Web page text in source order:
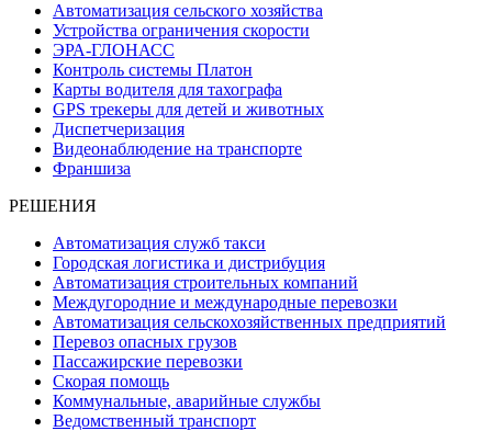
Автоматизация сельского хозяйства
Устройства ограничения скорости
ЭРА-ГЛОНАСС
Контроль системы Платон
Карты водителя для тахографа
GPS трекеры для детей и животных
Диспетчеризация
Видеонаблюдение на транспорте
Франшиза
РЕШЕНИЯ
Автоматизация служб такси
Городская логистика и дистрибуция
Автоматизация строительных компаний
Междугородние и международные перевозки
Автоматизация сельскохозяйственных предприятий
Перевоз опасных грузов
Пассажирские перевозки
Скорая помощь
Коммунальные, аварийные службы
Ведомственный транспорт